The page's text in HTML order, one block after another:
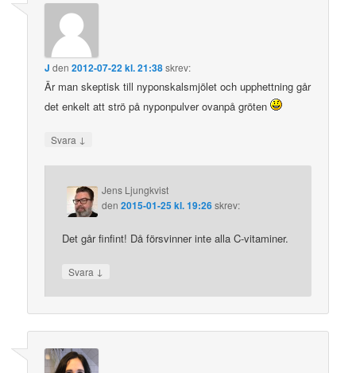
J den2012-07-22 kl. 21:38skrev:
Är man skeptisk till nyponskalsmjölet och upphettning går
det enkelt att strö på nyponpulver ovanpå gröten
Svara ↓
Jens Ljungkvist
den2015-01-25 kl. 19:26skrev:
Det går finfint! Då försvinner inte alla C-vitaminer.
Svara ↓